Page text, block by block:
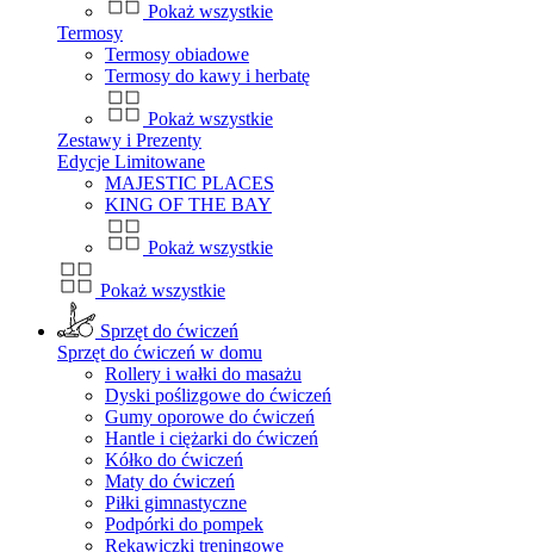
Pokaż wszystkie
Termosy
Termosy obiadowe
Termosy do kawy i herbatę
Pokaż wszystkie
Zestawy i Prezenty
Edycje Limitowane
MAJESTIC PLACES
KING OF THE BAY
Pokaż wszystkie
Pokaż wszystkie
Sprzęt do ćwiczeń
Sprzęt do ćwiczeń w domu
Rollery i wałki do masażu
Dyski poślizgowe do ćwiczeń
Gumy oporowe do ćwiczeń
Hantle i ciężarki do ćwiczeń
Kółko do ćwiczeń
Maty do ćwiczeń
Piłki gimnastyczne
Podpórki do pompek
Rękawiczki treningowe